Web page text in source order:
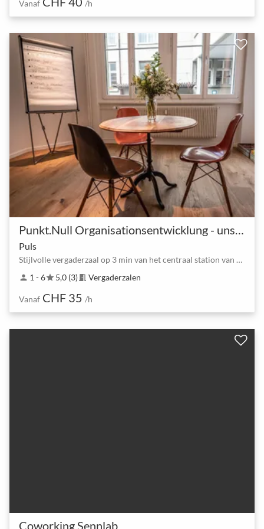
Vanaf /h
Puls
Stijlvolle vergaderzaal op 3 min van het centraal station van Bern
person 1 - 6star5,0 (3) meeting_room Vergaderzalen
Vanaf CHF 35 /h
Coworking Sennlab